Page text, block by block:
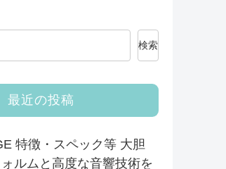
検索
最近の投稿
特徴・スペック等 大胆
ルムと高度な音響技術を